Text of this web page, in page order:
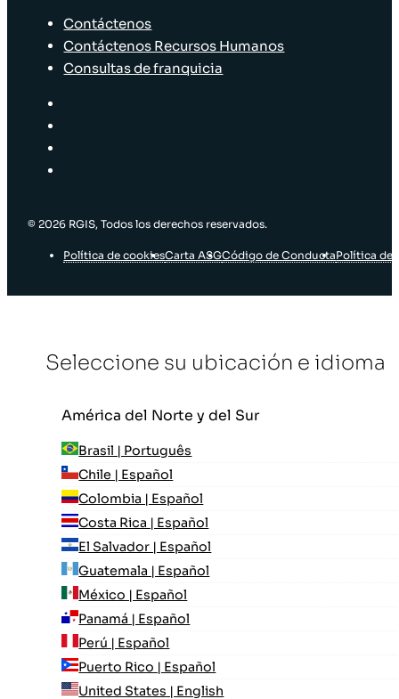
Contáctenos
Contáctenos Recursos Humanos
Consultas de franquicia
© 2026 RGIS, Todos los derechos reservados.
Política de cookiesCarta ASGCódigo de ConductaPolítica de
Seleccione su ubicación e idioma
América del Norte y del Sur
Brasil | Português
Chile | Español
Colombia | Español
Costa Rica | Español
El Salvador | Español
Guatemala | Español
México | Español
Panamá | Español
Perú | Español
Puerto Rico | Español
United States | English